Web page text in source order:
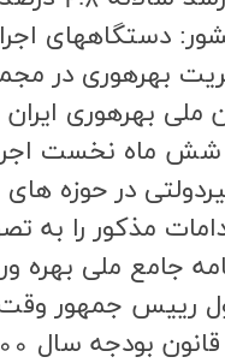
کشور: دستگاههاي
بهرهوري در
بهرهوري ايران
ماه نخست اجراي
در حوزه هاي
مذكور را به
جمهور وقت